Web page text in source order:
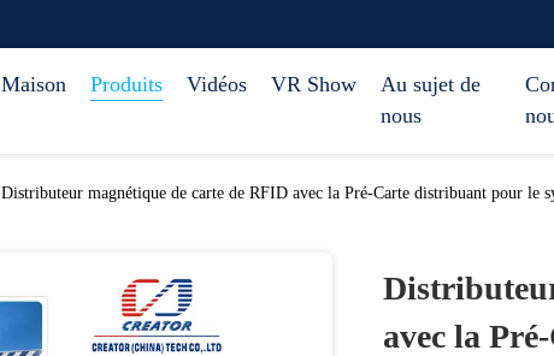
Maison Produits Vidéos VR Show
Au sujet de
nous
Distributeur magnétique de carte de RFID avec la Pré-Carte distribuant pour le
avec la